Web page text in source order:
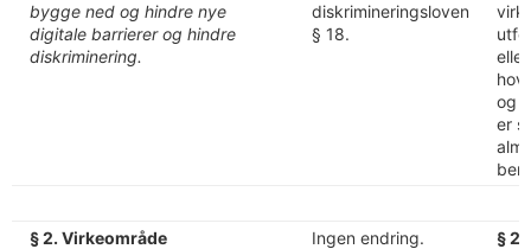
bygge ned og hindre nye
digitale barrierer og hindre
diskriminering.
diskrimineringsloven
§ 18.
og
er
§ 2. Virkeområde Ingen endring.
§ 2.